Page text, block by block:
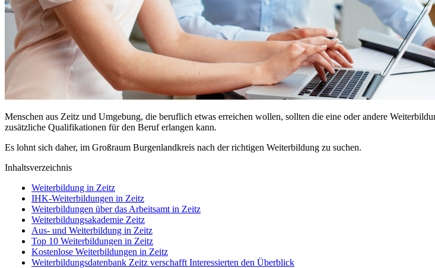
Menschen aus Zeitz und Umgebung, die beruflich etwas erreichen wollen, sollten die eine oder andere
zusätzliche Qualifikationen für den Beruf erlangen kann.
Es lohnt sich daher, im Großraum Burgenlandkreis nach der richtigen Weiterbildung zu suchen.
Inhaltsverzeichnis
Weiterbildung in Zeitz
IHK-Weiterbildungen in Zeitz
Weiterbildungen über das Arbeitsamt in Zeitz
Weiterbildungsakademie Zeitz
Aus- und Weiterbildung in Zeitz
Top 10 Weiterbildungen in Zeitz
Kostenlose Weiterbildungen in Zeitz
Weiterbildungsdatenbank Zeitz verschafft Interessierten den Überblick